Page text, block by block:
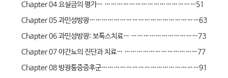
Chapter 04 요실금의 평가… ………………………………………51
Chapter 05 과민성방광………………………………………………63
Chapter 06 과민성방광: 보톡스치료… ……………………………73
Chapter 07 야간뇨의 진단과 치료… ………………………………77
Chapter 08 방광통증증후군…………………………………………91